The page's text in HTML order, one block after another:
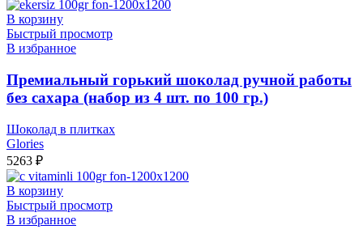
В корзину
Быстрый просмотр
В избранное
Премиальный горький шоколад ручной работы
без сахара (набор из 4 шт. по 100 гр.)
Шоколад в плитках
Glories
5263 ₽
В корзину
Быстрый просмотр
В избранное